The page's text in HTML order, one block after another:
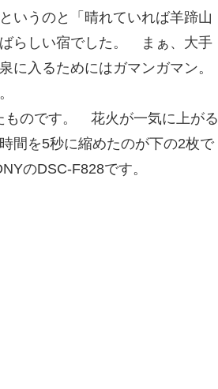
いうのと「晴れていれば羊蹄山
らしい宿でした。 まぁ、大手
に入るためにはガマンガマン。
ものです。 花火が一気に上がる
間を5秒に縮めたのが下の2枚で
のDSC-F828です。